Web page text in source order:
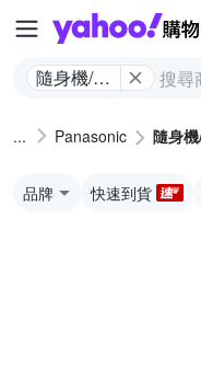
隨身機/類
Panasonic 隨身
品牌 快速到貨